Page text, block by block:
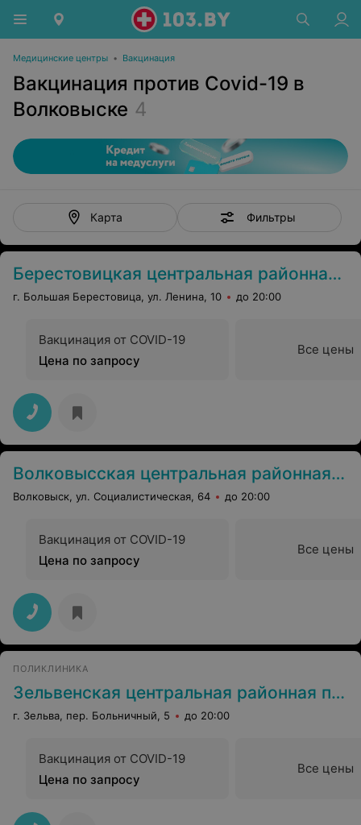
Медицинские центры • Вакцинация
Вакцинация против Covid-19 в
Волковыске 4
Карта Фильтры
Берестовицкая центральная районная больница
г. Большая Берестовица, ул. Ленина, 10 до 20:00
Вакцинация от COVID-19
Цена по запросу
Все цены
Волковысская центральная районная больница
Волковыск, ул. Социалистическая, 64 до 20:00
Вакцинация от COVID-19
Цена по запросу
Все цены
ПОЛИКЛИНИКА
Зельвенская центральная районная поликлиника
г. Зельва, пер. Больничный, 5 до 20:00
Вакцинация от COVID-19
Цена по запросу
Все цены